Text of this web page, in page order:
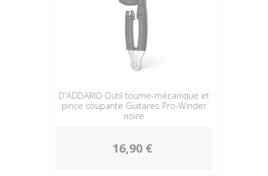
D'ADDARIO Outil tourne-mécanique et
pince coupante Guitares Pro-Winder
noire
16,90 €